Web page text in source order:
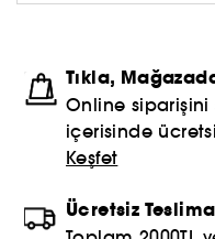
Tıkla,
Online
içerisinde
Keşfet
Ücretsiz